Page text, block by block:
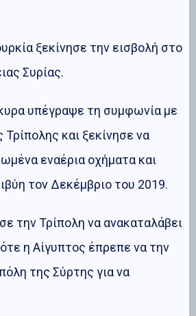
ξεκίνησε την εισβολή στο
Συρίας.
υπέγραψε τη συμφωνία με
και ξεκίνησε να
εναέρια οχήματα και
τον Δεκέμβριο του 2019.
την Τρίπολη να ανακαταλάβει
η Αίγυπτος έπρεπε να την
της Σύρτης για να